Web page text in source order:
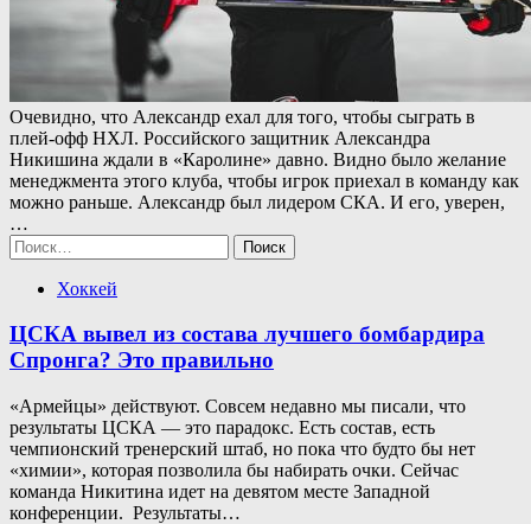
Очевидно, что Александр ехал для того, чтобы сыграть в
плей-офф НХЛ. Российского защитник Александра
Никишина ждали в «Каролине» давно. Видно было желание
менеджмента этого клуба, чтобы игрок приехал в команду как
можно раньше. Александр был лидером СКА. И его, уверен,
…
Найти:
Хоккей
ЦСКА вывел из состава лучшего бомбардира
Спронга? Это правильно
«Армейцы» действуют. Совсем недавно мы писали, что
результаты ЦСКА — это парадокс. Есть состав, есть
чемпионский тренерский штаб, но пока что будто бы нет
«химии», которая позволила бы набирать очки. Сейчас
команда Никитина идет на девятом месте Западной
конференции. Результаты…